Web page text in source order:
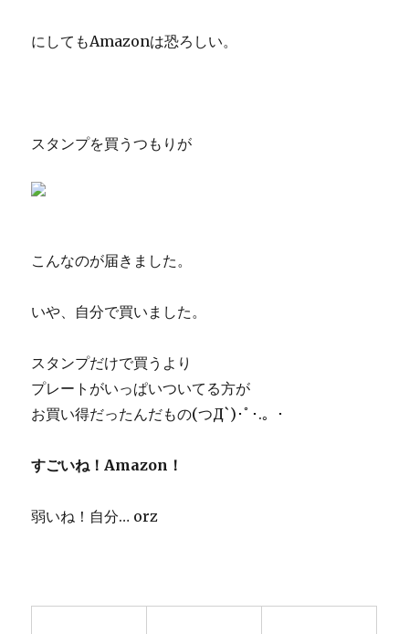
にしてもAmazonは恐ろしい。
スタンプを買うつもりが
こんなのが届きました。
いや、自分で買いました。
スタンプだけで買うより
プレートがいっぱいついてる方が
お買い得だったんだもの(つД`)･ﾟ･.。･
すごいね！Amazon！
弱いね！自分… orz